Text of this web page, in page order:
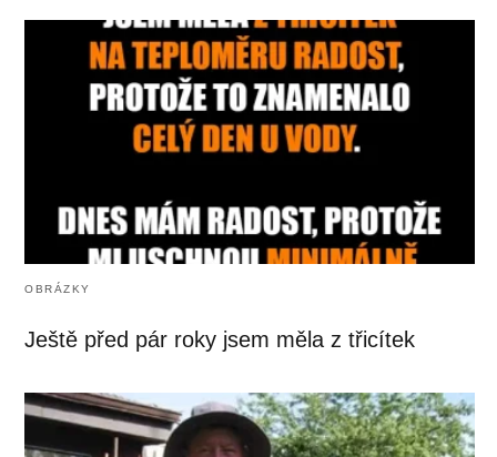
OBRÁZKY
Ještě před pár roky jsem měla z třicítek